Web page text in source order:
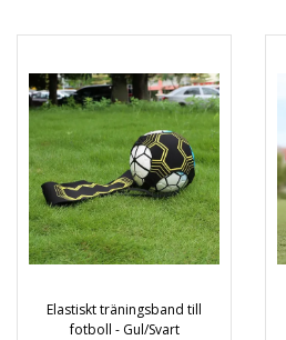
Elastiskt träningsband till
fotboll - Gul/Svart